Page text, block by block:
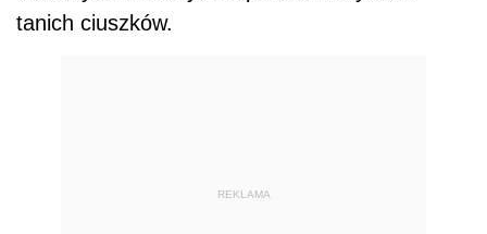
tanich ciuszków.
REKLAMA